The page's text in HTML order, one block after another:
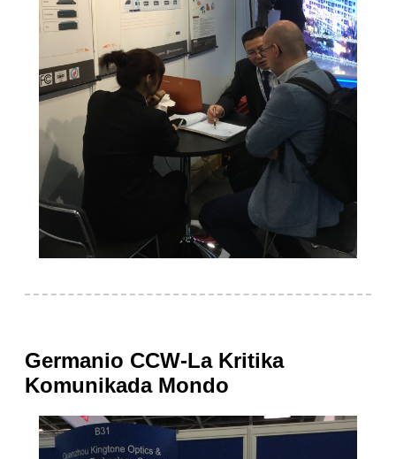
Germanio CCW-La Kritika
Komunikada Mondo